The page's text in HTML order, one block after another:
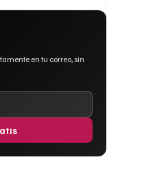
en tu correo, sin